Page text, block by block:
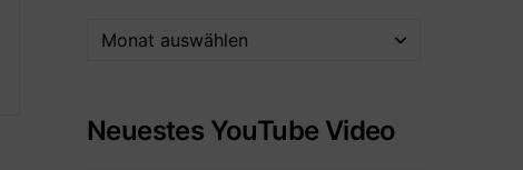
Neuestes YouTube Video